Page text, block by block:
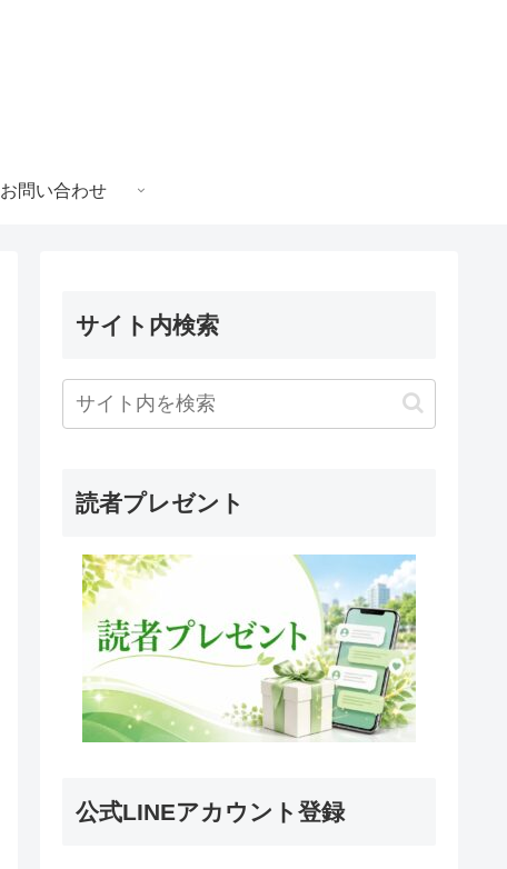
お問い合わせ
サイト内検索
読者プレゼント
公式LINEアカウント登録